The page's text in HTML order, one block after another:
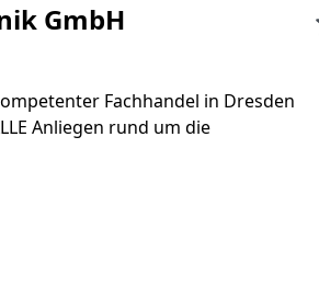
GmbH
Fachhandel in Dresden
Anliegen rund um die